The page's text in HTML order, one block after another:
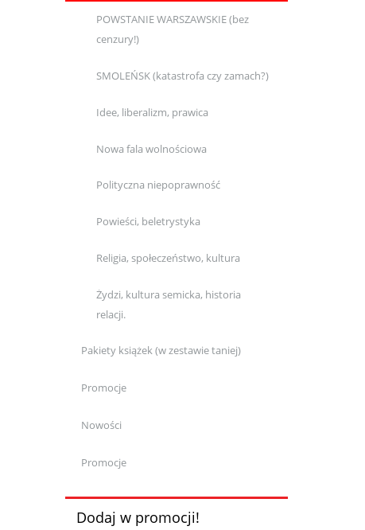
POWSTANIE WARSZAWSKIE (bez
cenzury!)
SMOLEŃSK (katastrofa czy zamach?)
Idee, liberalizm, prawica
Nowa fala wolnościowa
Polityczna niepoprawność
Powieści, beletrystyka
Religia, społeczeństwo, kultura
Żydzi, kultura semicka, historia
relacji.
Pakiety książek (w zestawie taniej)
Promocje
Nowości
Promocje
Dodaj w promocji!